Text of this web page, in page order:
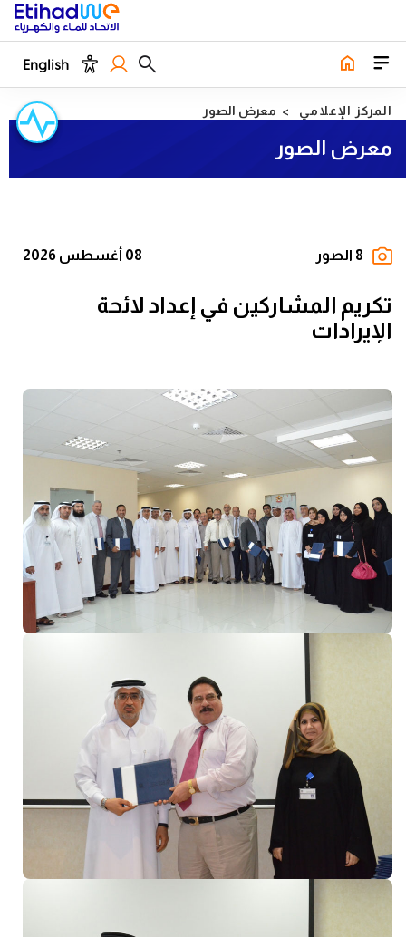
English
المركز الإعلامي معرض الصور
معرض الصور
8 الصور 08 أغسطس 2026
تكريم المشاركين في إعداد لائحة
الإيرادات